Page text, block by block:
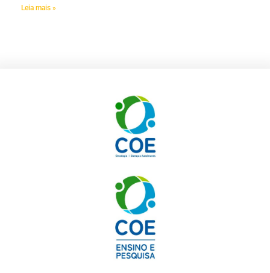
Leia mais »